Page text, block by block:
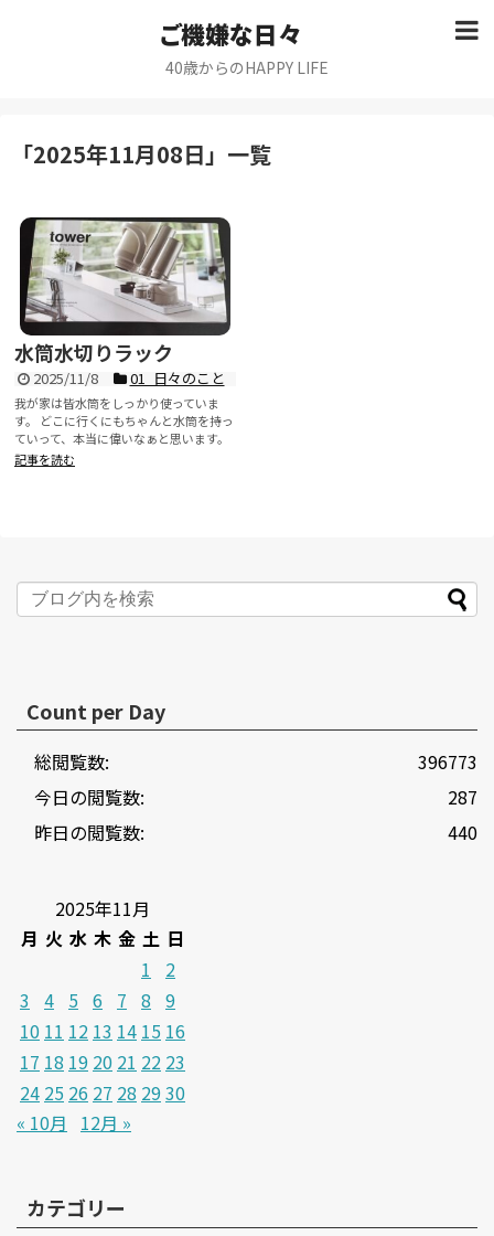
ご機嫌な日々
40歳からのHAPPY LIFE
「2025年11月08日」 一覧
水筒水切りラック
2025/11/8 01_日々のこと
我が家は皆水筒をしっかり使っていま
す。 どこに行くにもちゃんと水筒を持っ
ていって、本当に偉いなぁと思います。
最近の子はみんなそうな...
記事を読む
Count per Day
396773
総閲覧数:
287
今日の閲覧数:
440
昨日の閲覧数:
2025年11月
月 火 水 木 金 土 日
1
2
3 4 5 6 7 8 9
10 11 12 13 14 15 16
17 18 19 20 21 22 23
24 25 26 27 28 2930
« 10月
12月 »
カテゴリー